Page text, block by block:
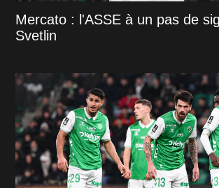
Mercato : l'ASSE à un pas de
Svetlin